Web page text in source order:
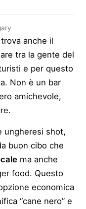
anche il
tra la gente del
e per questo
Non è un bar
amichevole,
ungheresi shot,
buon cibo che
ma anche
food. Questo
economica
“cane nero” e